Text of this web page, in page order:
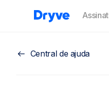
arrow_left Central de ajuda